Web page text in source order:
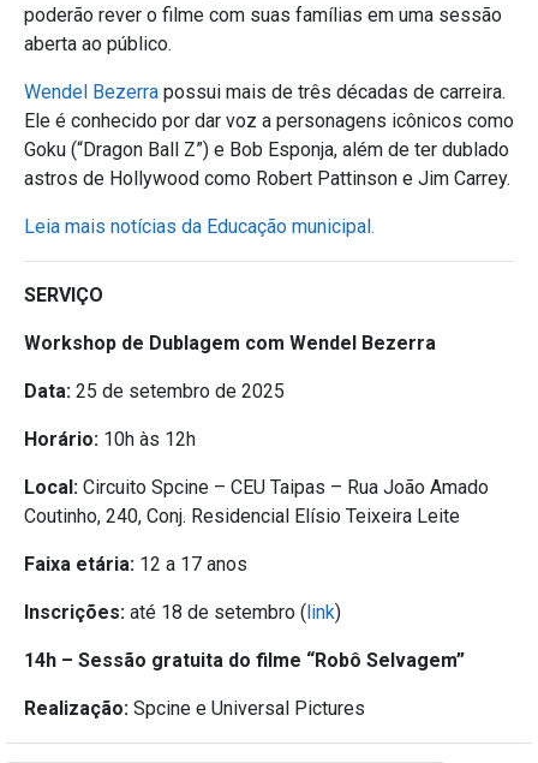
poderão rever o filme com suas famílias em uma sessão
aberta ao público.
Wendel Bezerra possui mais de três décadas de carreira.
Ele é conhecido por dar voz a personagens icônicos como
Goku (“Dragon Ball Z”) e Bob Esponja, além de ter dublado
astros de Hollywood como Robert Pattinson e Jim Carrey.
Leia mais notícias da Educação municipal.
SERVIÇO
Workshop de Dublagem com Wendel Bezerra
Data: 25 de setembro de 2025
Horário: 10h às 12h
Local: Circuito Spcine – CEU Taipas – Rua João Amado
Coutinho, 240, Conj. Residencial Elísio Teixeira Leite
Faixa etária: 12 a 17 anos
Inscrições: até 18 de setembro ( link)
14h – Sessão gratuita do filme “Robô Selvagem”
Realização: Spcine e Universal Pictures